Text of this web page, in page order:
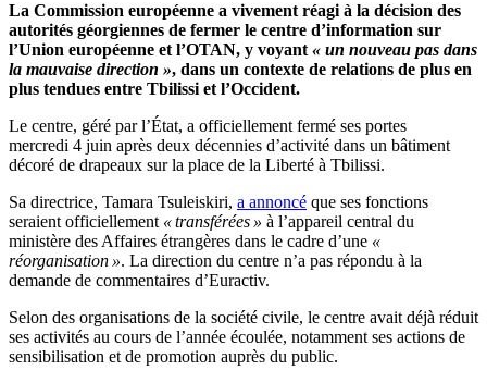
La Commission européenne a vivement réagi à la décision des
autorités géorgiennes de fermer le centre d’information sur
l’Union européenne et l’OTAN, y voyant « un nouveau pas dans
la mauvaise direction », dans un contexte de relations de plus en
plus tendues entre Tbilissi et l’Occident.
Le centre, géré par l’État, a officiellement fermé ses portes
mercredi 4 juin après deux décennies d’activité dans un bâtiment
décoré de drapeaux sur la place de la Liberté à Tbilissi.
Sa directrice, Tamara Tsuleiskiri, a annoncé que ses fonctions
seraient officiellement « transférées » à l’appareil central du
ministère des Affaires étrangères dans le cadre d’une «
réorganisation ». La direction du centre n’a pas répondu à la
demande de commentaires d’Euractiv.
Selon des organisations de la société civile, le centre avait déjà réduit
ses activités au cours de l’année écoulée, notamment ses actions de
sensibilisation et de promotion auprès du public.